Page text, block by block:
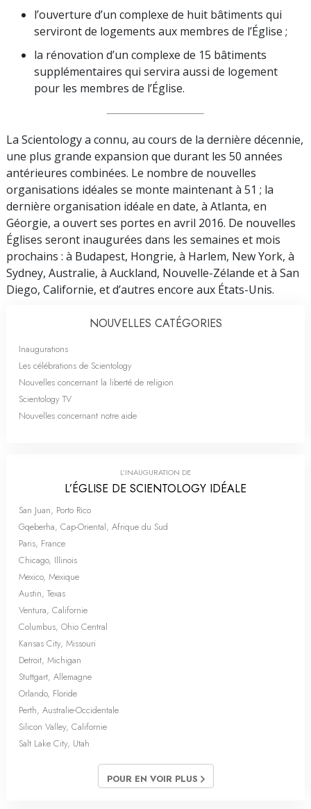
l’ouverture d’un complexe de huit bâtiments qui
serviront de logements aux membres de l’Église ;
la rénovation d’un complexe de 15 bâtiments
supplémentaires qui servira aussi de logement
pour les membres de l’Église.
La Scientology a connu, au cours de la dernière décennie,
une plus grande expansion que durant les 50 années
antérieures combinées. Le nombre de nouvelles
organisations idéales se monte maintenant à 51 ; la
dernière organisation idéale en date, à Atlanta, en
Géorgie, a ouvert ses portes en avril 2016. De nouvelles
Églises seront inaugurées dans les semaines et mois
prochains : à Budapest, Hongrie, à Harlem, New York, à
Sydney, Australie, à Auckland, Nouvelle-Zélande et à San
Diego, Californie, et d’autres encore aux États-Unis.
NOUVELLES CATÉGORIES
Inaugurations
Les célébrations de Scientology
Nouvelles concernant la liberté de religion
Scientology TV
Nouvelles concernant notre aide
L’INAUGURATION DE
L’ÉGLISE DE SCIENTOLOGY IDÉALE
San Juan, Porto Rico
Gqeberha, Cap-Oriental, Afrique du Sud
Paris, France
Chicago, Illinois
Mexico, Mexique
Austin, Texas
Ventura, Californie
Columbus, Ohio Central
Kansas City, Missouri
Detroit, Michigan
Stuttgart, Allemagne
Orlando, Floride
Perth, Australie-Occidentale
Silicon Valley, Californie
Salt Lake City, Utah
POUR EN VOIR PLUS